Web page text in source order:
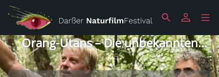
Orang-Utans – Die unbekannten
Menschenaffen
2025